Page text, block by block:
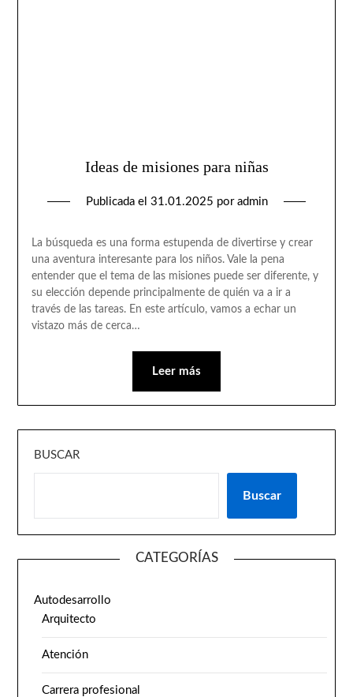
Ideas de misiones para niñas
Publicada el 31.01.2025 por admin
La búsqueda es una forma estupenda de divertirse y crear
una aventura interesante para los niños. Vale la pena
entender que el tema de las misiones puede ser diferente, y
su elección depende principalmente de quién va a ir a
través de las tareas. En este artículo, vamos a echar un
vistazo más de cerca…
Leer más
BUSCAR
Buscar
CATEGORÍAS
Autodesarrollo
Arquitecto
Atención
Carrera profesional